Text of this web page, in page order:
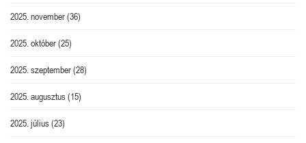
2025. november(36)
2025. október(25)
2025. szeptember(28)
2025. augusztus(15)
2025. július(23)